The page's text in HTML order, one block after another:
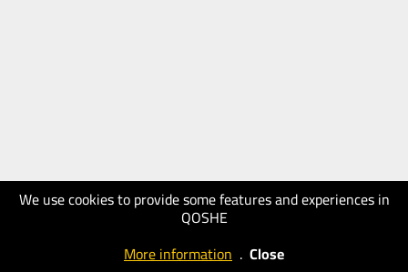
We use cookies to provide some features and experiences in
QOSHE
More information . Close